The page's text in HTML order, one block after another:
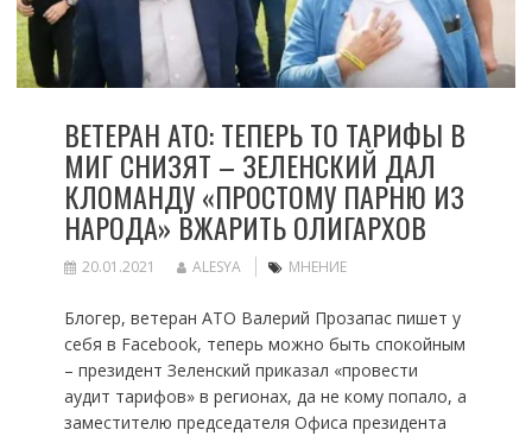
ВЕТЕРАН АТО: ТЕПЕРЬ ТО ТАРИФЫ В
МИГ СНИЗЯТ – ЗЕЛЕНСКИЙ ДАЛ
КЛОМАНДУ «ПРОСТОМУ ПАРНЮ ИЗ
НАРОДА» ВЖАРИТЬ ОЛИГАРХОВ
20.01.2021 ALESYA МНЕНИЕ
Блогер, ветеран АТО Валерий Прозапас пишет у
себя в Facebook, теперь можно быть спокойным
– президент Зеленский приказал «провести
аудит тарифов» в регионах, да не кому попало, а
заместителю председателя Офиса президента